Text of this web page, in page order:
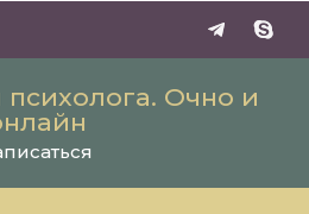
психолога. Очно и